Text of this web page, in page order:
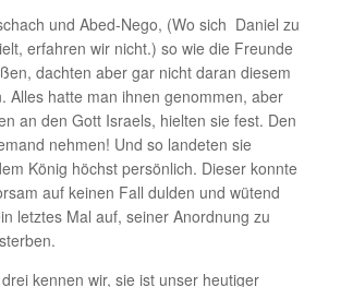
und Abed-Nego, (Wo sich Daniel zu
erfahren wir nicht.) so wie die Freunde
dachten aber gar nicht daran diesem
Alles hatte man ihnen genommen, aber
an den Gott Israels, hielten sie fest. Den
nehmen! Und so landeten sie
König höchst persönlich. Dieser konnte
auf keinen Fall dulden und wütend
letztes Mal auf, seiner Anordnung zu
kennen wir, sie ist unser heutiger